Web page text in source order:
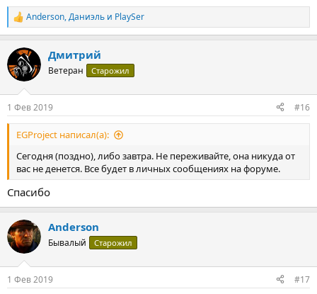
Р
е
к
ц
и
Anderson,Даниэль и PlaySer
Дмитрий
Ветеран Старожил
1 Фев 2019 #16
EGProject написал(а):
Сегодня (поздно), либо завтра. Не переживайте, она никуда от
вас не денется. Все будет в личных сообщениях на форуме.
Спасибо
Anderson
Бывалый Старожил
1 Фев 2019 #17